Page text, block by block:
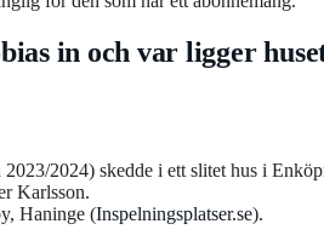
in och var ligger
2023/2024) skedde i ett slitet hus i
Karlsson.
Haninge (Inspelningsplatser.se).